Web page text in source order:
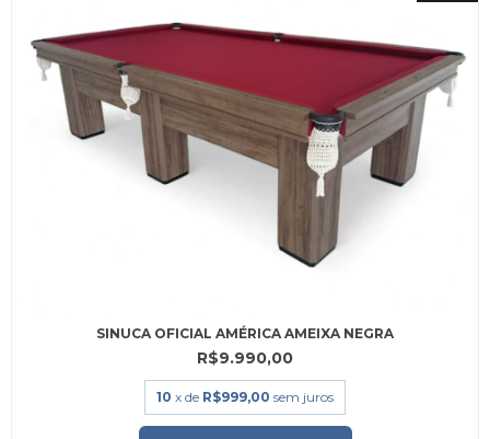
SINUCA OFICIAL AMÉRICA AMEIXA NEGRA
R$9.990,00
10 x de R$999,00 sem juros